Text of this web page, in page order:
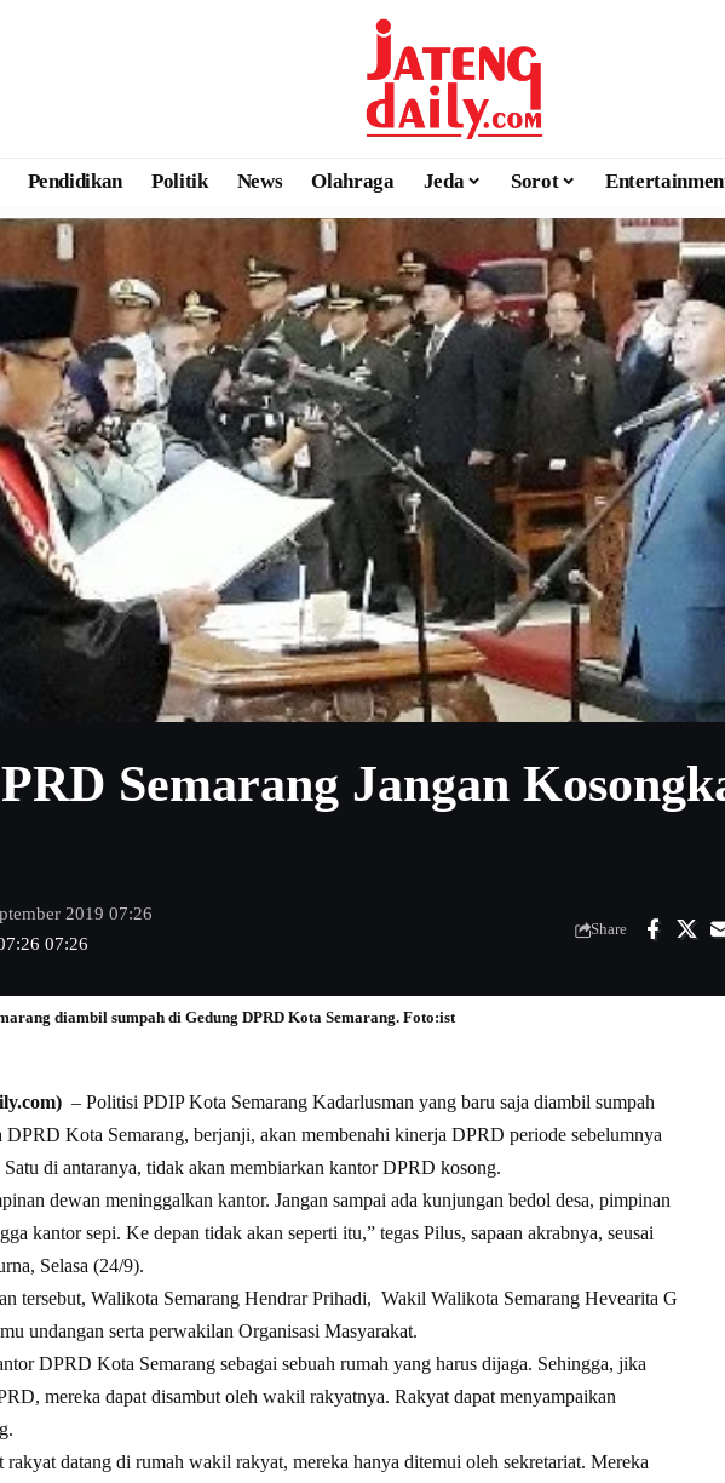
Pendidikan Politik News Olahraga Jeda Sorot
Semarang Jangan
07:26
2019 07:26
Share
diambil sumpah di Gedung DPRD Kota Semarang. Foto:ist
– Politisi PDIP Kota Semarang Kadarlusman yang baru saja diambil sumpah
DPRD Kota Semarang, berjanji, akan membenahi kinerja DPRD periode sebelumnya
di antaranya, tidak akan membiarkan kantor DPRD kosong.
dewan meninggalkan kantor. Jangan sampai ada kunjungan bedol desa, pimpinan
kantor sepi. Ke depan tidak akan seperti itu,” tegas Pilus, sapaan akrabnya, seusai
Selasa (24/9).
tersebut, Walikota Semarang Hendrar Prihadi, Wakil Walikota Semarang Hevearita G
undangan serta perwakilan Organisasi Masyarakat.
DPRD Kota Semarang sebagai sebuah rumah yang harus dijaga. Sehingga, jika
mereka dapat disambut oleh wakil rakyatnya. Rakyat dapat menyampaikan
rakyat datang di rumah wakil rakyat, mereka hanya ditemui oleh sekretariat. Mereka